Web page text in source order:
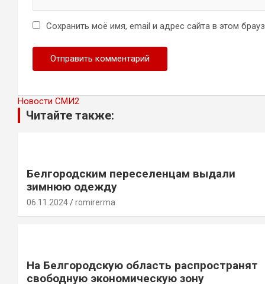
Сохранить моё имя, email и адрес сайта в этом
Новости СМИ2
Читайте также:
Белгородским переселенцам выдали
зимнюю одежду
06.11.2024 romirerma
На Белгородскую область распространят
свободную экономическую зону